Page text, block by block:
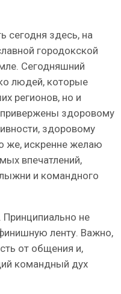
сегодня здесь, на
городокской
Сегодняшний
людей, которые
регионов, но и
здоровому
здоровому
же, искренне желаю
впечатлений,
и командного
не
ленту. Важно,
от общения и,
командный дух